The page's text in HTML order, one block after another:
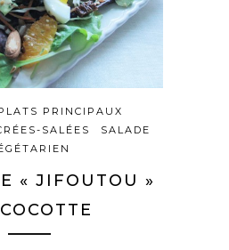
PRINCIPAUX
SALÉES
SALADE
« JIFOUTOU »